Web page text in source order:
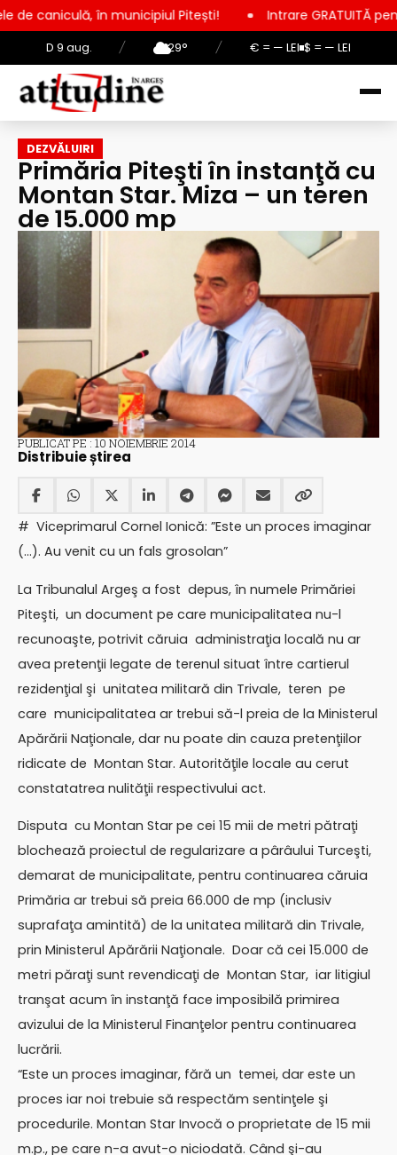
D 9 aug. / 29° / € = — LEI $ = — LEI
Pitești! Intrare GRATUITĂ pentru copii, elevi și
DEZVĂLUIRI
Primăria Piteşti în instanţă cu
Montan Star. Miza – un teren
de 15.000 mp
PUBLICAT PE : 10 NOIEMBRIE 2014
Distribuie știrea
# Viceprimarul Cornel Ionică: ”Este un proces imaginar
(…). Au venit cu un fals grosolan”
La Tribunalul Argeş a fost depus, în numele Primăriei
Piteşti, un document pe care municipalitatea nu-l
recunoaşte, potrivit căruia administraţia locală nu ar
avea pretenţii legate de terenul situat între cartierul
rezidenţial şi unitatea militară din Trivale, teren pe
care municipalitatea ar trebui să-l preia de la Ministerul
Apărării Naţionale, dar nu poate din cauza pretenţiilor
ridicate de Montan Star. Autorităţile locale au cerut
constatatrea nulităţii respectivului act.
Disputa cu Montan Star pe cei 15 mii de metri pătraţi
blochează proiectul de regularizare a pârâului Turceşti,
demarat de municipalitate, pentru continuarea căruia
Primăria ar trebui să preia 66.000 de mp (inclusiv
suprafaţa amintită) de la unitatea militară din Trivale,
prin Ministerul Apărării Naţionale. Doar că cei 15.000 de
metri păraţi sunt revendicaţi de Montan Star, iar litigiul
tranşat acum în instanţă face imposibilă primirea
avizului de la Ministerul Finanţelor pentru continuarea
lucrării.
“Este un proces imaginar, fără un temei, dar este un
proces iar noi trebuie să respectăm sentinţele şi
procedurile. Montan Star Invocă o proprietate de 15 mii
m.p., pe care n-a avut-o niciodată. Când şi-au